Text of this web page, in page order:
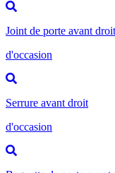
Joint de porte avant droit
d'occasion
Serrure avant droit
d'occasion